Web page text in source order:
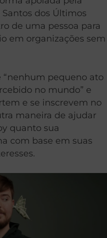
dos Últimos
de uma pessoa para
em organizações sem
pequeno ato
no mundo” e
e se inscrevem no
maneira de ajudar
quanto sua
com base em suas